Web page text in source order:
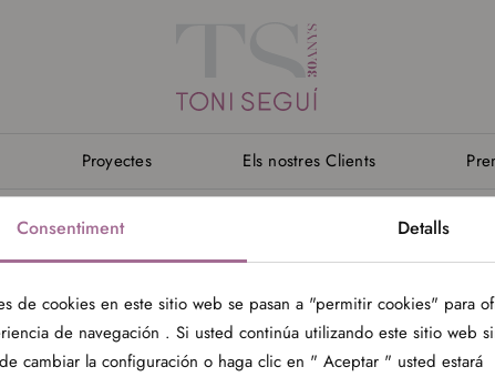
Proyectes Els nostres Clients
Consentiment Detalls
de cookies en este sitio web se pasan a "permitir cookies" para
de navegación . Si usted continúa utilizando este sitio web
cambiar la configuración o haga clic en " Aceptar " usted estará